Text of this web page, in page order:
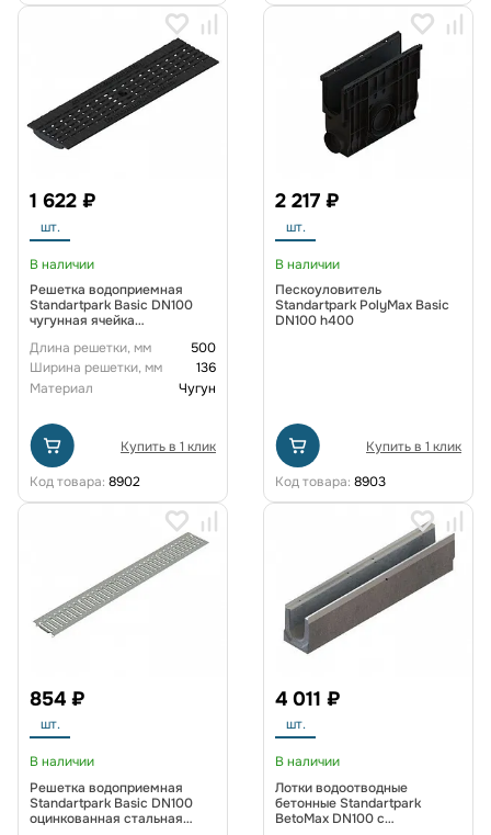
1 622 ₽
шт.
В наличии
Решетка водоприемная
Standartpark Basic DN100
чугунная ячейка
Длина решетки, мм
500
Ширина решетки, мм
136
Материал
Чугун
Купить в 1 клик
Код товара: 8902
2 217 ₽
шт.
В наличии
Пескоуловитель
Standartpark PolyMax Basic
DN100 h400
Купить в 1 клик
Код товара: 8903
854 ₽
шт.
В наличии
Решетка водоприемная
Standartpark Basic DN100
оцинкованная стальная
4 011 ₽
шт.
В наличии
Лотки водоотводные
бетонные Standartpark
BetoMax DN100 с